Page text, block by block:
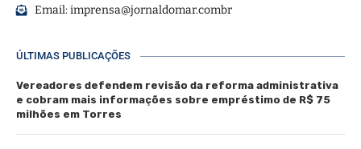
Email:imprensa@jornaldomar.combr
ÚLTIMAS PUBLICAÇÕES
Vereadores defendem revisão da reforma administrativa
e cobram mais informações sobre empréstimo de R$ 75
milhões em Torres